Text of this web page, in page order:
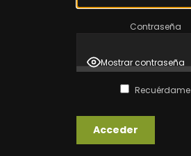
Contraseña
Mostrar contraseña
Recuérdame